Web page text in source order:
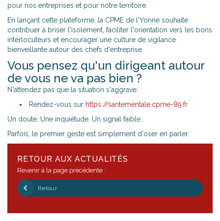
pour nos entreprises et pour notre territoire.
En lançant cette plateforme, la CPME de l'Yonne souhaite
contribuer à briser l'isolement, faciliter l'orientation vers les bons
interlocuteurs et encourager une culture de vigilance
bienveillante autour des chefs d'entreprise.
Vous pensez qu'un dirigeant autour
de vous ne va pas bien ?
N'attendez pas que la situation s'aggrave.
Rendez-vous sur https://santementale.cpme-89.fr
Un doute. Une inquiétude. Un signal faible.
Parfois, le premier geste est simplement d'oser en parler.
RETOUR AUX ACTUALITÉS
Revenir à la page précédente :
Retour